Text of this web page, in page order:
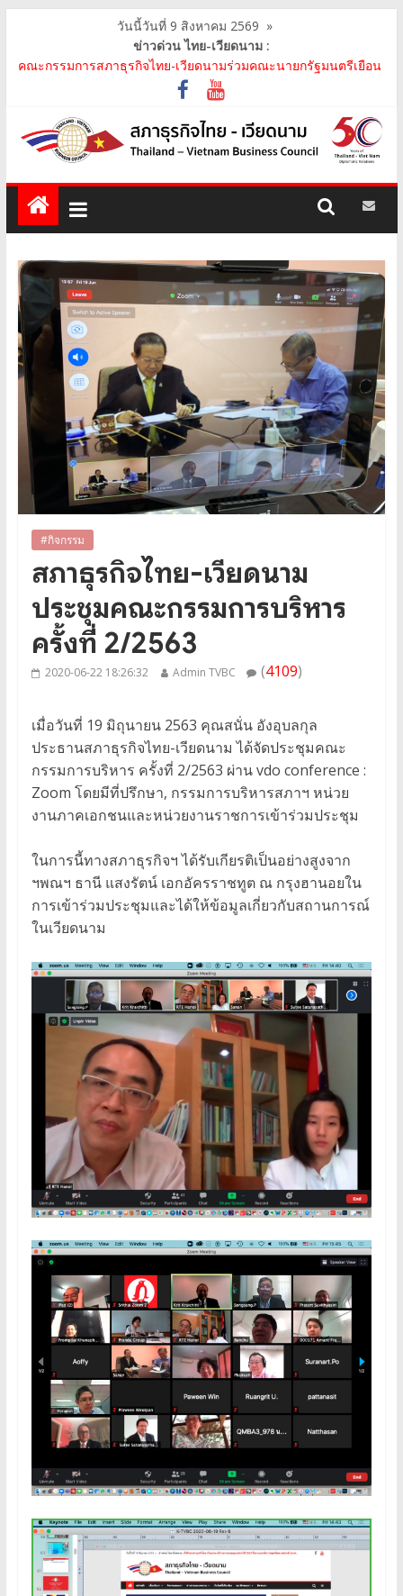
วันนี้วันที่ 9 สิงหาคม 2569 »
ข่าวด่วน ไทย-เวียดนาม :
คณะกรรมการสภาธุรกิจไทย-เวียดนามร่วมคณะนายกรัฐมนตรีเยือน
เวียดนาม อย่างเป็นทางการ เสริมสร้างความร่วมมื..
คณะกรรมการสภาธุรกิจไทย-เวียดนาม เข้าร่วมประชุมหารือคณะรัฐ
เวียดนาม The Central Steering Committee on ..
คณะกรรมการสภาธุรกิจไทย-เวียดนาม ประชุมหารือร่วมกับคณะผู้
แทนภาครัฐเวียดนาม จากคณะกรรมการประชาชน กรุงฮ..
คณะกรรมการสภาธุรกิจไทย-เวียดนาม เข้าร่วมงานวันคล้ายวัน
สถาปนา บริษัท ห้องปฏิบัติการกลาง (ประเทศไทย) จ..
สภาธุรกิจไทย-เวียดนาม เข้าร่วมงานสัมมนา "Investment and
#กิจกรรม
สภาธุรกิจไทย-เวียดนาม
ประชุมคณะกรรมการบริหาร
ครั้งที่ 2/2563
2020-06-22 18:26:32 Admin TVBC (4109)
เมื่อวันที่ 19 มิถุนายน 2563 คุณสนั่น อังอุบลกุล
ประธานสภาธุรกิจไทย-เวียดนาม ได้จัดประชุมคณะ
กรรมการบริหาร ครั้งที่ 2/2563 ผ่าน vdo conference :
Zoom โดยมีที่ปรึกษา, กรรมการบริหารสภาฯ หน่วย
งานภาคเอกชนและหน่วยงานราชการเข้าร่วมประชุม
ในการนี้ทางสภาธุรกิจฯ ได้รับเกียรติเป็นอย่างสูงจาก
ฯพณฯ ธานี แสงรัตน์ เอกอัครราชทูต ณ กรุงฮานอยใน
การเข้าร่วมประชุมและได้ให้ข้อมูลเกี่ยวกับสถานการณ์
ในเวียดนาม